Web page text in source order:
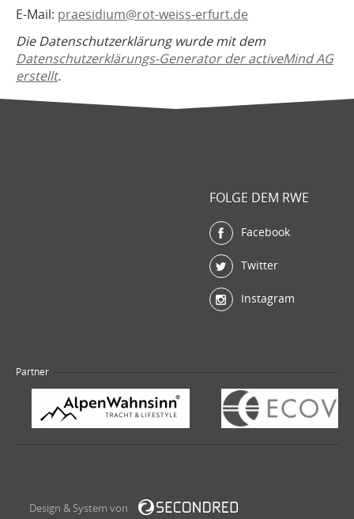
E-Mail: praesidium@rot-weiss-erfurt.de
Die Datenschutzerklärung wurde mit dem
Datenschutzerklärungs-Generator der activeMind AG
erstellt.
FOLGE DEM RWE
Facebook
Twitter
Instagram
Partner
Design & System von